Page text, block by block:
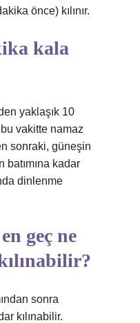
önce) kılınır.
kala
yaklaşık 10
vakitte namaz
sonraki, güneşin
batımına kadar
dinlenme
geç ne
sonra
kılınabilir.